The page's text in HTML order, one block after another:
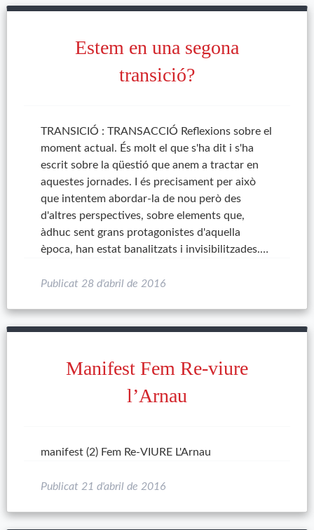
Estem en una segona
transició?
TRANSICIÓ : TRANSACCIÓ Reflexions sobre el
moment actual. És molt el que s'ha dit i s'ha
escrit sobre la qüestió que anem a tractar en
aquestes jornades. I és precisament per això
que intentem abordar-la de nou però des
d'altres perspectives, sobre elements que,
àdhuc sent grans protagonistes d'aquella
època, han estat banalitzats i invisibilitzades.…
Publicat 28 d'abril de 2016
Manifest Fem Re-viure
l’Arnau
manifest (2) Fem Re-VIURE L'Arnau
Publicat 21 d'abril de 2016